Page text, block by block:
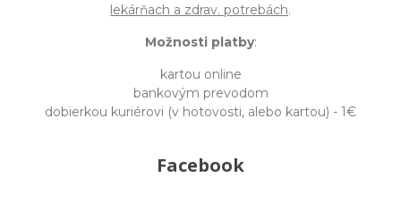
lekárňach a zdrav. potrebách.
Možnosti platby:
kartou online
bankovým prevodom
dobierkou kuriérovi (v hotovosti, alebo kartou) - 1€
Facebook